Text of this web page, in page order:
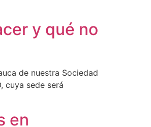
y qué no
de nuestra Sociedad
cuya sede será
en